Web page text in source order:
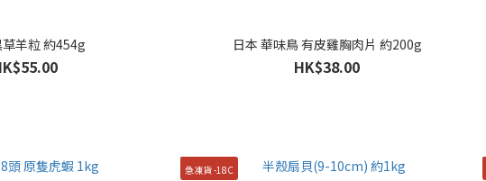
羊粒 約454g 日本 華味鳥 有皮雞胸肉片 約200g
HK$38.00
急凍貨 -18C